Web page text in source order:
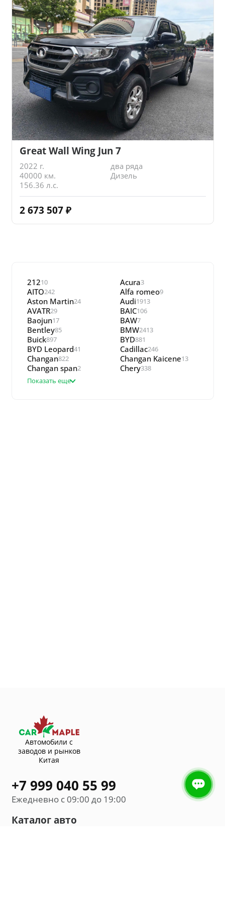
Great Wall Wing Jun 7
2022 г.
два ряда
40000 км.
Дизель
156.36 л.с.
2 673 507 ₽
21210 Acura3
AITO242 Alfa romeo9
Aston Martin24 Audi1913
AVATR29 BAIC106
Baojun17 BAW7
Bentley85 BMW2413
Buick897 BYD881
BYD Leopard41 Cadillac246
Changan822 Changan Kaicene13
Changan span2 Chery338
Показать еще
Автомобили с
заводов и рынков
Китая
+7 999 040 55 99
Ежедневно с 09:00 до 19:00
Каталог авто